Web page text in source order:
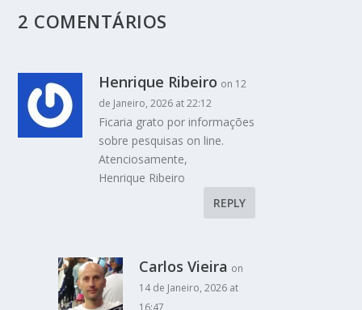
2 COMENTÁRIOS
Henrique Ribeiro on 12
de Janeiro, 2026 at 22:12
Ficaria grato por informações
sobre pesquisas on line.
Atenciosamente,
Henrique Ribeiro
REPLY
Carlos Vieira on
14 de Janeiro, 2026 at